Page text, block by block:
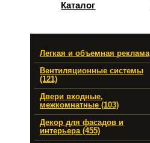
Каталог
Легкая и объемная реклама
Вентиляционные системы
(121)
Двери входные,
межкомнатные (103)
Декор для фасадов и
интерьера (455)